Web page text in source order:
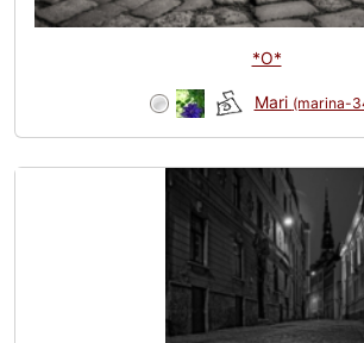
*О*
Mari (marina-